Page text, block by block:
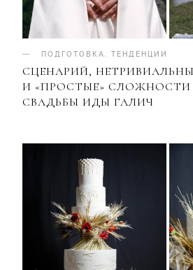
ПОДГОТОВКА. ТЕНДЕНЦИИ
СЦЕНАРИЙ,
И «ПРОСТЫЕ» СЛОЖНОСТИ
СВАДЬБЫ ИДЫ ГАЛИЧ